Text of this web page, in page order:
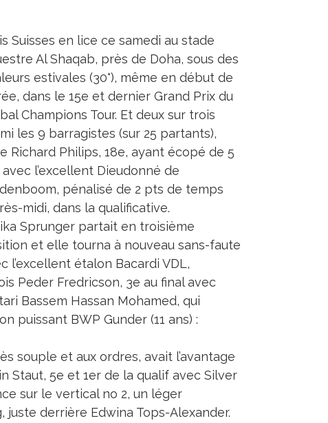
Suisses en lice ce samedi au stade
Al Shaqab, près de Doha, sous des
estivales (30°), même en début de
dans le 15e et dernier Grand Prix du
Champions Tour. Et deux sur trois
les 9 barragistes (sur 25 partants),
Richard Philips, 18e, ayant écopé de 5
l’excellent Dieudonné de
pénalisé de 2 pts de temps
midi, dans la qualificative.
Sprunger partait en troisième
et elle tourna à nouveau sans-faute
l’excellent étalon Bacardi VDL,
Peder Fredricson, 3e au final avec
Bassem Hassan Mohamed, qui
puissant BWP Gunder (11 ans) :
souple et aux ordres, avait l’avantage
Staut, 5e et 1er de la qualif avec Silver
sur le vertical no 2, un léger
juste derrière Edwina Tops-Alexander.